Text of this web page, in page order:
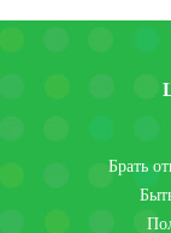
Брать